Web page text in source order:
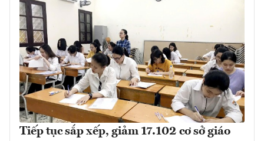
Tiếp tục sắp xếp, giảm 17.102 cơ sở giáo